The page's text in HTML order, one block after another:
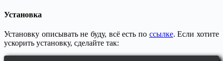
Установка
Установку описывать не буду, всё есть по ссылке. Если хотите
ускорить установку, сделайте так: